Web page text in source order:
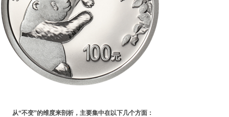
从“不变”的维度来剖析，主要集中在以下几个方面：